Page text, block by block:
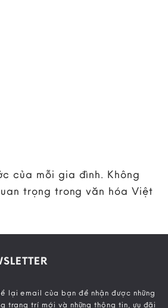
của mỗi gia đình. Không
trọng trong văn hóa Việt
lại email của bạn để nhận được những
trang trí mới và những thông tin, ưu đãi